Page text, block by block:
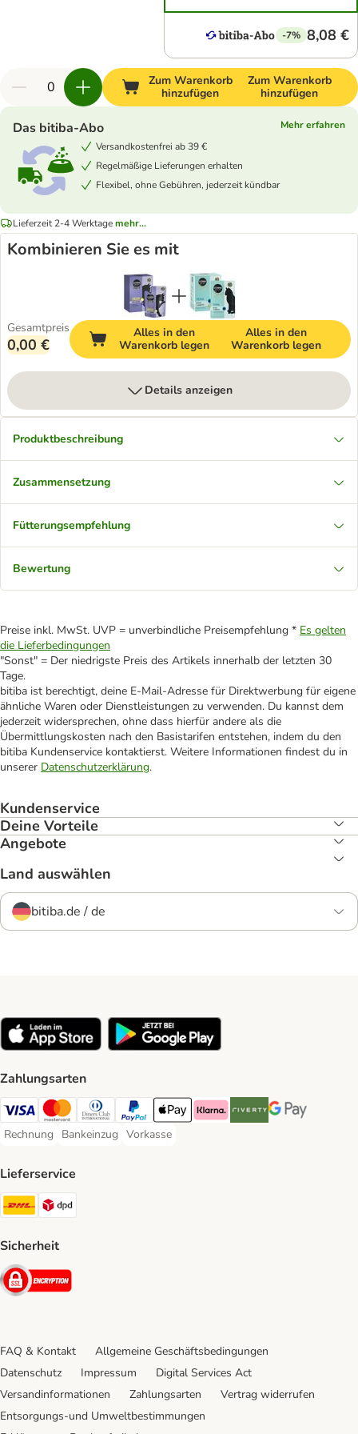
-7% 8,08 €
Zum Warenkorb
hinzufügen
Zum Warenkorb
hinzufügen
Das bitiba-Abo
Mehr erfahren
Versandkostenfrei ab 39 €
Regelmäßige Lieferungen erhalten
Flexibel, ohne Gebühren, jederzeit kündbar
Lieferzeit 2-4 Werktagemehr...
Kombinieren Sie es mit
Gesamtpreis
0,00 €
Alles in den
Warenkorb legen
Alles in den
Warenkorb legen
Details anzeigen
Produktbeschreibung
Zusammensetzung
Fütterungsempfehlung
Bewertung
Preise inkl. MwSt. UVP = unverbindliche Preisempfehlung * Es gelten
die Lieferbedingungen
"Sonst" = Der niedrigste Preis des Artikels innerhalb der letzten 30
Tage.
bitiba ist berechtigt, deine E-Mail-Adresse für Direktwerbung für eigene
ähnliche Waren oder Dienstleistungen zu verwenden. Du kannst dem
jederzeit widersprechen, ohne dass hierfür andere als die
Übermittlungskosten nach den Basistarifen entstehen, indem du den
bitiba Kundenservice kontaktierst. Weitere Informationen findest du in
unserer Datenschutzerklärung.
Kundenservice
Deine Vorteile
Angebote
Land auswählen
bitiba.de / de
Zahlungsarten
Visa Payment Method
Mastercard Payment Method
Diners Club Payment Method
PayPal Payment Method
Apple Pay Payment Method
Klarna Payment Method
Riverty Payment Method
Google Pay
Rechnung
Rechnung Payment Method
Bankeinzug
Bankeinzug Payment Method
Vorkasse
Vorkasse Payment Method
Lieferservice
DHL Shipping Method
Sicherheit
Security
FAQ & Kontakt
Allgemeine Geschäftsbedingungen
Datenschutz
Impressum
Digital Services Act
Versandinformationen
Zahlungsarten
Vertrag widerrufen
Entsorgungs-und Umweltbestimmungen